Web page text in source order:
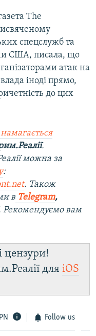
The
спецслужб та
США, писала, що
атак на
іноді прямо,
до цих
.
можна за
:
. Також
в Telegram,
Рекомендуємо вам
цензури!
для iOS
Follow us